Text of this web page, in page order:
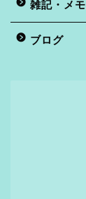
雑記・メモ
ブログ